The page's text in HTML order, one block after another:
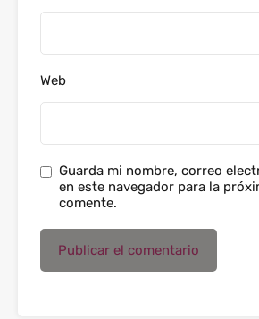
Web
Guarda mi nombre, correo
en este navegador para la
comente.